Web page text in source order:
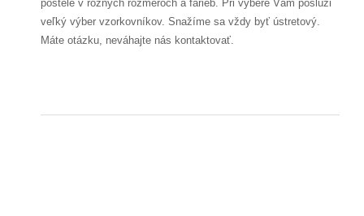
postele v rôznych rozmeroch a farieb. Pri výbere Vám poslúži
veľký výber vzorkovníkov. Snažíme sa vždy byť ústretový.
Máte otázku, neváhajte nás kontaktovať.